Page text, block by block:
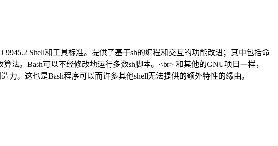
9945.2 Shell和工具标准。提供了基于sh的编程和交互的功能改进；其中包括命
法。Bash可以不经修改地运行多数sh脚本。<br> 和其他的GNU项目一样，
。这也是Bash程序可以而许多其他shell无法提供的额外特性的缘由。